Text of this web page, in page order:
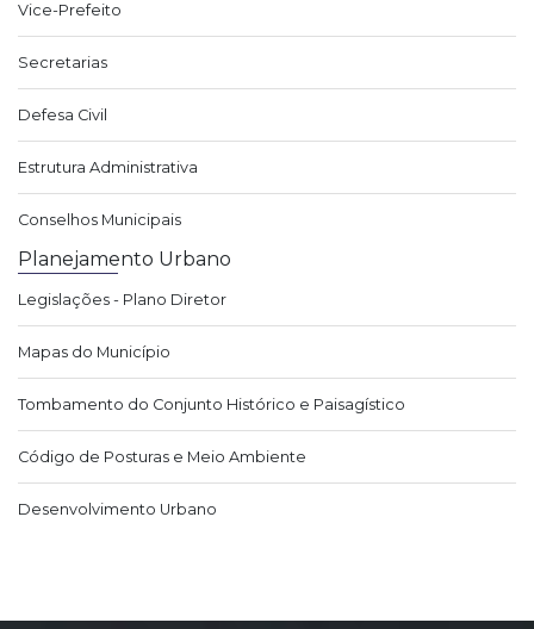
Vice-Prefeito
Secretarias
Defesa Civil
Estrutura Administrativa
Conselhos Municipais
Planejamento Urbano
Legislações - Plano Diretor
Mapas do Município
Tombamento do Conjunto Histórico e Paisagístico
Código de Posturas e Meio Ambiente
Desenvolvimento Urbano